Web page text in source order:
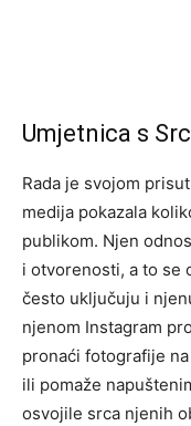
Umjetnica s
Rada je svojom
medija pokazala
publikom. Njen
i otvorenosti, a to se
često uključuju i
njenom Instagram
pronaći fotografije
ili pomaže
osvojile srca njenih